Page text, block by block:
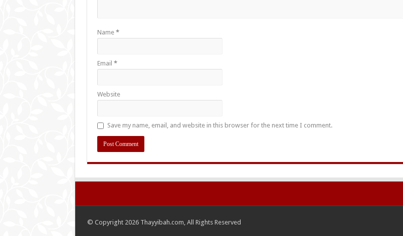
Name *
Email *
Website
Save my name, email, and website in this browser for the next time I comment.
© Copyright 2026 Thayyibah.com, All Rights Reserved